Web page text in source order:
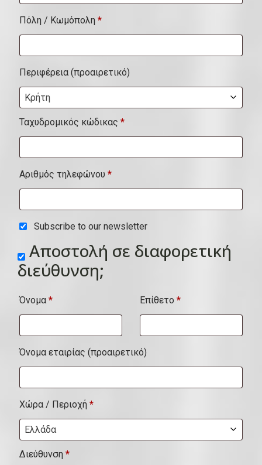
ρ
σ
μ
α
,
ί
τ
ο
ν
ά
δ
α
κ
λ
Πόλη / Κωμόπολη *
Περιφέρεια (προαιρετικό)
Κρήτη
Ταχυδρομικός κώδικας *
Αριθμός τηλεφώνου *
Subscribe to our newsletter
Αποστολή σε διαφορετική
διεύθυνση;
Όνομα * Επίθετο *
Όνομα εταιρίας (προαιρετικό)
Χώρα / Περιοχή *
Ελλάδα
Διεύθυνση *